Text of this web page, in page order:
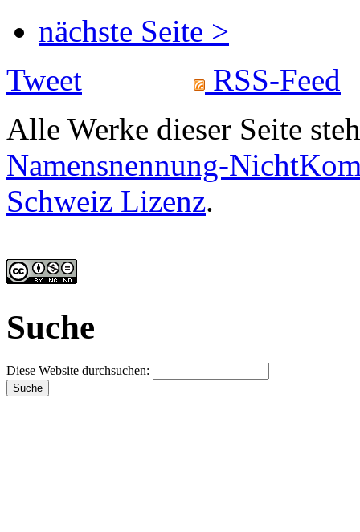
nächste Seite >
Tweet
RSS-Feed
Alle Werke dieser Seite
Namensnennung-
Schweiz Lizenz.
Suche
Diese Website durchsuchen: